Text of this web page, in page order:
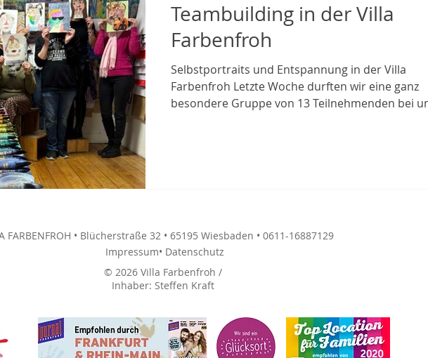
Teambuilding in der Villa
Farbenfroh
Selbstportraits und Entspannung in der Villa
Farbenfroh Letzte Woche durften wir eine ganz
besondere Gruppe von 13 Teilnehmenden bei
FARBENFROH • Blücherstraße 32 • 65195 Wiesbaden • 0611-16887129
Impressum• Datenschutz
© 2026 Villa Farbenfroh /
Inhaber: Steffen Kraft